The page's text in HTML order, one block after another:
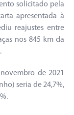
solicitado pela
apresentada à
reajustes entre
nos 845 km da
de 2021
seria de 24,7%,